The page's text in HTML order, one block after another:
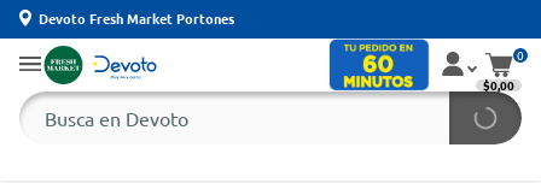
Devoto Fresh Market Portones
0
$0,00